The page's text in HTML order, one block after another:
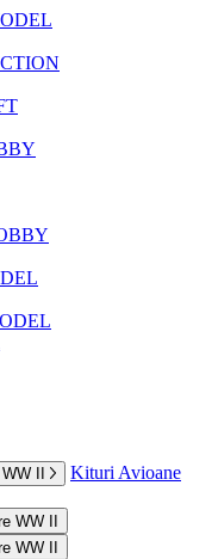
II
Kituri Avioane
WW II
WW II